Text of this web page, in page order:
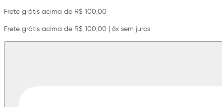
Frete grátis acima de R$ 100,00
Frete grátis acima de R$ 100,00 | 6x sem juros